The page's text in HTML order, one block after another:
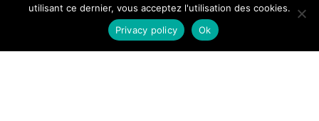
utilisant ce dernier, vous acceptez l'utilisation des cookies.
Ok
Privacy policy